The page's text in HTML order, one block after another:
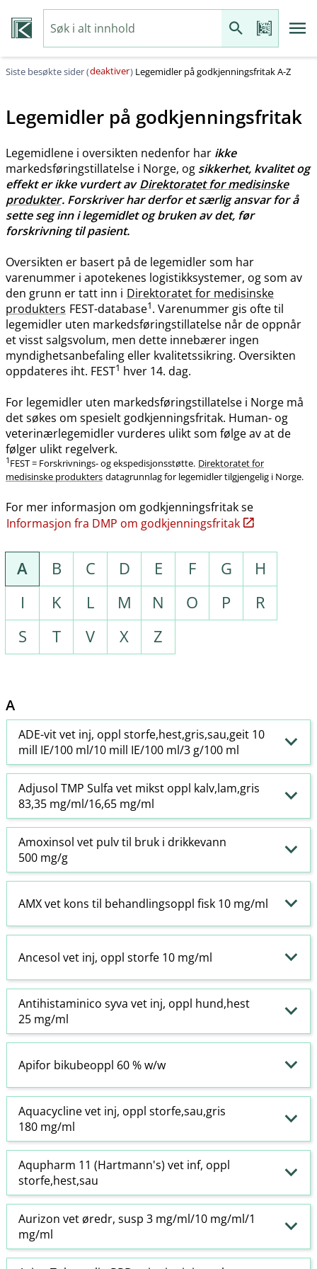
Siste besøkte sider (deaktiver) Legemidler på godkjenningsfritak A-Z
Legemidler på godkjenningsfritak
Legemidlene i oversikten nedenfor har ikke
markedsføringstillatelse i Norge, og sikkerhet, kvalitet og
effekt er ikke vurdert avDirektoratet for medisinske
produkter. Forskriver har derfor et særlig ansvar for å
sette seg inn i legemidlet og bruken av det, før
forskrivning til pasient.
Oversikten er basert på de legemidler som har
varenummer i apotekenes logistikksystemer, og som av
den grunn er tatt inn i Direktoratet for medisinske
produkters FEST-database1. Varenummer gis ofte til
legemidler uten markedsføringstillatelse når de oppnår
et visst salgsvolum, men dette innebærer ingen
myndighetsanbefaling eller kvalitetssikring. Oversikten
oppdateres iht. FEST1 hver 14. dag.
For legemidler uten markedsføringstillatelse i Norge må
det søkes om spesielt godkjenningsfritak. Human- og
veterinærlegemidler vurderes ulikt som følge av at de
følger ulikt regelverk.
1 FEST = Forskrivnings- og ekspedisjonsstøtte. Direktoratet for
medisinske produkters datagrunnlag for legemidler tilgjengelig i Norge.
For mer informasjon om godkjenningsfritak se
Informasjon fra DMP om godkjenningsfritak
A B C D E F G
H
I
K L M N O P
R
S
T V X Z
A
ADE-vit vet inj, oppl storfe,hest,gris,sau,geit 10
mill IE/100 ml/10 mill IE/100 ml/3 g/100 ml
Adjusol TMP Sulfa vet mikst oppl kalv,lam,gris
83,35 mg/ml/16,65 mg/ml
Amoxinsol vet pulv til bruk i drikkevann
500 mg/g
AMX vet kons til behandlingsoppl fisk 10 mg/ml
Ancesol vet inj, oppl storfe 10 mg/ml
Antihistaminico syva vet inj, oppl hund,hest
25 mg/ml
Apifor bikubeoppl 60 % w​/​w
Aquacycline vet inj, oppl storfe,sau,gris
180 mg/ml
Aqupharm 11 (Hartmann's) vet inf, oppl
storfe,hest,sau
Aurizon vet øredr, susp 3 mg/ml/10 mg/ml/1
mg/ml